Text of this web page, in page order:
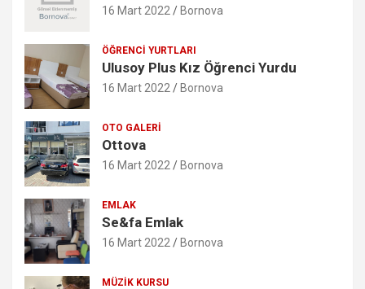
16 Mart 2022 Bornova
ÖĞRENCI YURTLARI
Ulusoy Plus Kız Öğrenci Yurdu
16 Mart 2022 Bornova
OTO GALERI
Ottova
16 Mart 2022 Bornova
EMLAK
Se&fa Emlak
16 Mart 2022 Bornova
MÜZIK KURSU